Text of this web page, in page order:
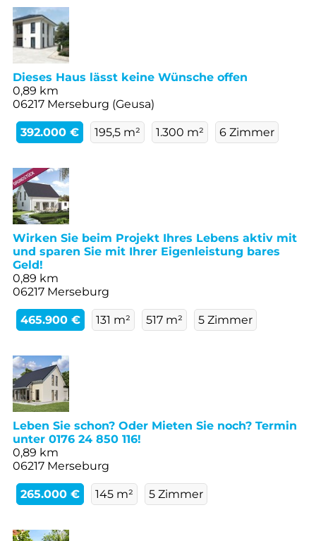
Dieses Haus lässt keine Wünsche offen
0,89 km
06217 Merseburg (Geusa)
392.000 € 195,5 m² 1.300 m² 6 Zimmer
Wirken Sie beim Projekt Ihres Lebens aktiv mit
und sparen Sie mit Ihrer Eigenleistung bares
Geld!
0,89 km
06217 Merseburg
465.900 € 131 m² 517 m² 5 Zimmer
Leben Sie schon? Oder Mieten Sie noch? Termin
unter 0176 24 850 116!
0,89 km
06217 Merseburg
265.000 € 145 m² 5 Zimmer